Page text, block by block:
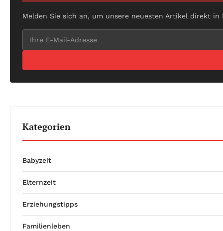
Melden Sie sich an, um unsere neuesten Artikel direkt
Kategorien
Babyzeit
Elternzeit
Erziehungstipps
Familienleben